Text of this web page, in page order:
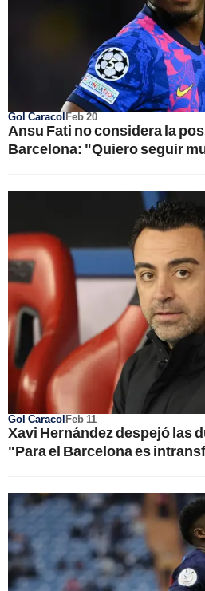
Gol CaracolFeb 20
Ansu Fati no considera la
Barcelona: "Quiero seguir
Gol CaracolFeb 11
Xavi Hernández despejó las
"Para el Barcelona es